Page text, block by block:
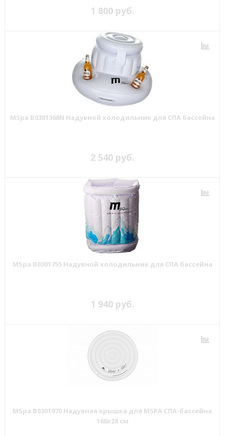
1 800 руб.
MSpa B0301368N Надувной холодильник для СПА бассейна
2 540 руб.
MSpa B0301755 Надувной холодильник для СПА бассейна
1 940 руб.
MSpa B0301970 Надувная крышка для MSPA СПА-бассейна
168х28 см